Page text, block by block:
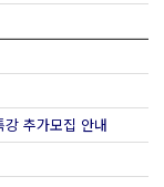
추가모집 안내